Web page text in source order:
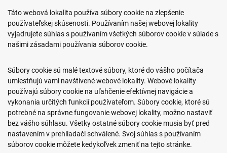
Arm. gen. Svobodu 23/A
080 01 Prešov
0917 466 578
sekcovpredajna@doroka.sk
Pon-Ned: 9:00 - 20:00
Podmienky nákupu
Táto webová lokalita používa súbory cookie na zlepšenie
používateľskej skúsenosti. Používaním našej webovej lokality
vyjadrujete súhlas s používaním všetkých súborov cookie v súlade s
našimi zásadami používania súborov cookie.
Súbory cookie sú malé textové súbory, ktoré do vášho počítača
umiestňujú vami navštívené webové lokality. Webové lokality
používajú súbory cookie na uľahčenie efektívnej navigácie a
vykonania určitých funkcií používateľom. Súbory cookie, ktoré sú
potrebné na správne fungovanie webovej lokality, možno nastaviť
bez vášho súhlasu. Všetky ostatné súbory cookie musia byť pred
nastavením v prehliadači schválené. Svoj súhlas s používaním
súborov cookie môžete kedykoľvek zmeniť na tejto stránke.